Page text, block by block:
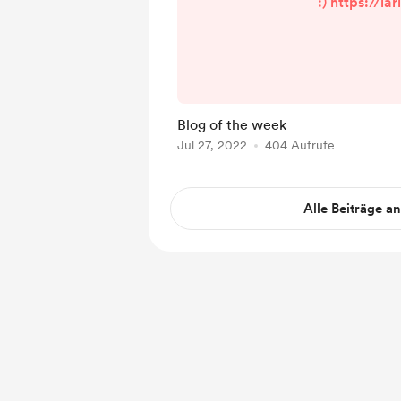
Blog of the week
Jul 27, 2022 404 Aufrufe
Alle Beiträge